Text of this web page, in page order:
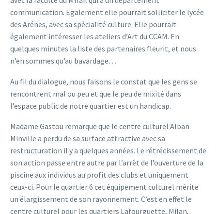
communication. Egalement elle pourrait solliciter le lycée
des Arénes, avec sa spécialité culture. Elle pourrait
également intéresser les ateliers d’Art du CCAM. En
quelques minutes la liste des partenaires fleurit, et nous
n’en sommes qu’au bavardage…
Au fil du dialogue, nous faisons le constat que les gens se
rencontrent mal ou peu et que le peu de mixité dans
l’espace public de notre quartier est un handicap.
Madame Gastou remarque que le centre culturel Alban
Minville a perdu de sa surface attractive avec sa
restructuration il y a quelques années. Le rétrécissement de
son action passe entre autre par l’arrêt de l’ouverture de la
piscine aux individus au profit des clubs et uniquement
ceux-ci. Pour le quartier 6 cet équipement culturel mérite
un élargissement de son rayonnement. C’est en effet le
centre culturel pour les quartiers Lafourguette, Milan,